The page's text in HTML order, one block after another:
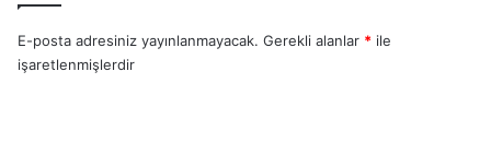
E-posta adresiniz yayınlanmayacak. Gerekli alanlar * ile
işaretlenmişlerdir